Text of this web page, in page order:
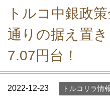
トルコ中銀政
通りの据え置
7.07円台！
2022-12-23 トルコリラ情